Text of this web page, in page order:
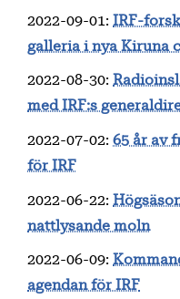
2022-09-01 : IRF-
galleria i nya Kiruna
2022-08-30:
med IRF:s
2022-07-02: 65 år av
för IRF
2022-06-22:
nattlysande moln
2022-06-09:
agendan för IRF